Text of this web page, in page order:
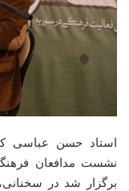
استاد حسن عباسی